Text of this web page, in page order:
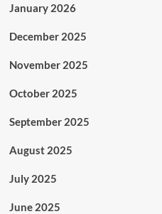
January 2026
December 2025
November 2025
October 2025
September 2025
August 2025
July 2025
June 2025